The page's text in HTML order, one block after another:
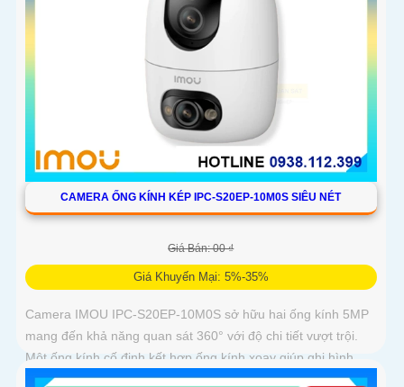
CAMERA ỐNG KÍNH KÉP IPC-S20EP-10M0S SIÊU NÉT
Giá Bán: 00 ₫
Giá Khuyến Mại: 5%-35%
Camera IMOU IPC-S20EP-10M0S sở hữu hai ống kính 5MP
mang đến khả năng quan sát 360° với độ chi tiết vượt trội.
Một ống kính cố định kết hợp ống kính xoay giúp ghi hình
toàn diện mà không bỏ sót điểm mù